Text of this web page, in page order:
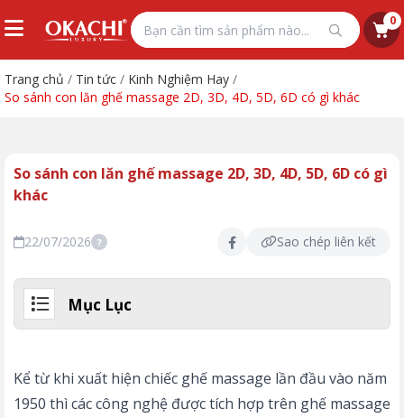
0
Trang chủ / Tin tức / Kinh Nghiệm Hay /
So sánh con lăn ghế massage 2D, 3D, 4D, 5D, 6D có gì khác
So sánh con lăn ghế massage 2D, 3D, 4D, 5D, 6D có gì
khác
22/07/2026 ? Sao chép liên kết
Mục Lục
Kể từ khi xuất hiện chiếc ghế massage lần đầu vào năm
1950 thì các công nghệ được tích hợp trên ghế massage